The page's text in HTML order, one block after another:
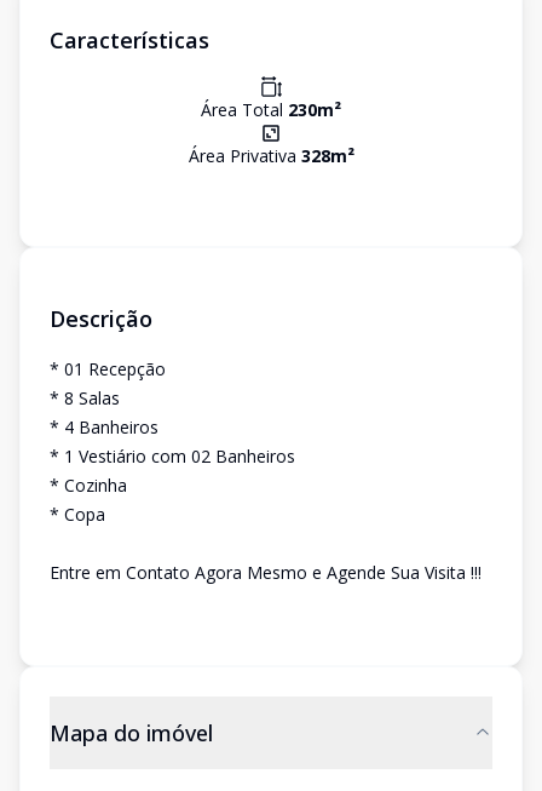
Características
Área Total 230m²
Área Privativa 328m²
Descrição
* 01 Recepção
* 8 Salas
* 4 Banheiros
* 1 Vestiário com 02 Banheiros
* Cozinha
* Copa
Entre em Contato Agora Mesmo e Agende Sua Visita !!!
Mapa do imóvel